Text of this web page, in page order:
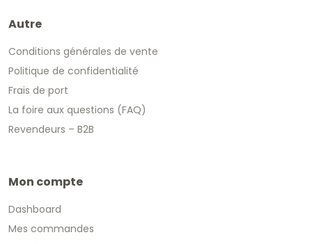
Autre
Conditions générales de vente
Politique de confidentialité
Frais de port
La foire aux questions (FAQ)
Revendeurs – B2B
Mon compte
Dashboard
Mes commandes